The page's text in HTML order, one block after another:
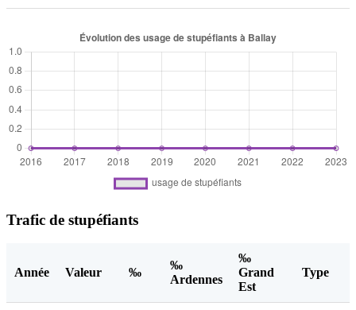
Trafic de stupéfiants
Année Valeur ‰
‰
Ardennes
‰
Grand
Est
Type